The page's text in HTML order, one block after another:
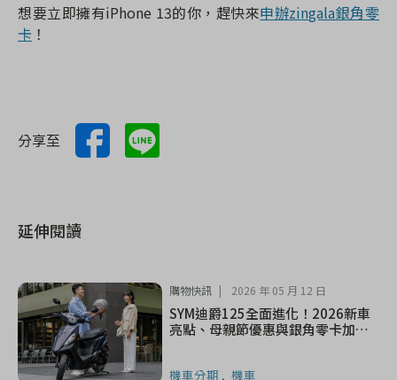
想要立即擁有iPhone 13的你，趕快來申辦zingala銀角零
卡 ！
分享至
延伸閱讀
購物快訊 2026 年 05 月 12 日
SYM迪爵125全面進化！2026新車
亮點、母親節優惠與銀角零卡加碼
機車分期 機車